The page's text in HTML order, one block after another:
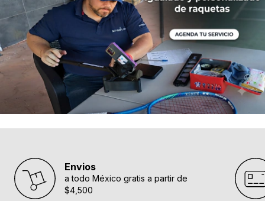
Envios
a todo México gratis a partir de
$4,500